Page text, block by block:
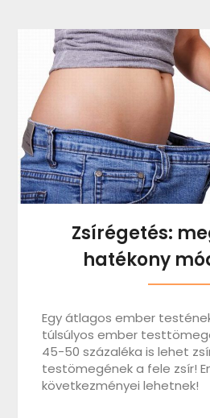
Zsírégetés:
hatékony
Egy átlagos ember
túlsúlyos ember
45-50 százaléka is lehet
testömegének a fele zsír!
következményei lehetnek!